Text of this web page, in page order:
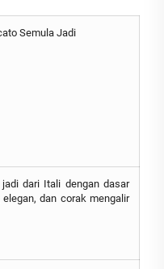
Semula Jadi
dari Itali dengan dasar
dan corak mengalir